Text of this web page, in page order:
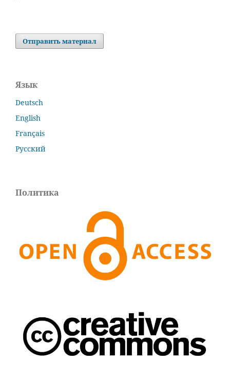
Отправить материал
Язык
Deutsch
English
Français
Русский
Политика